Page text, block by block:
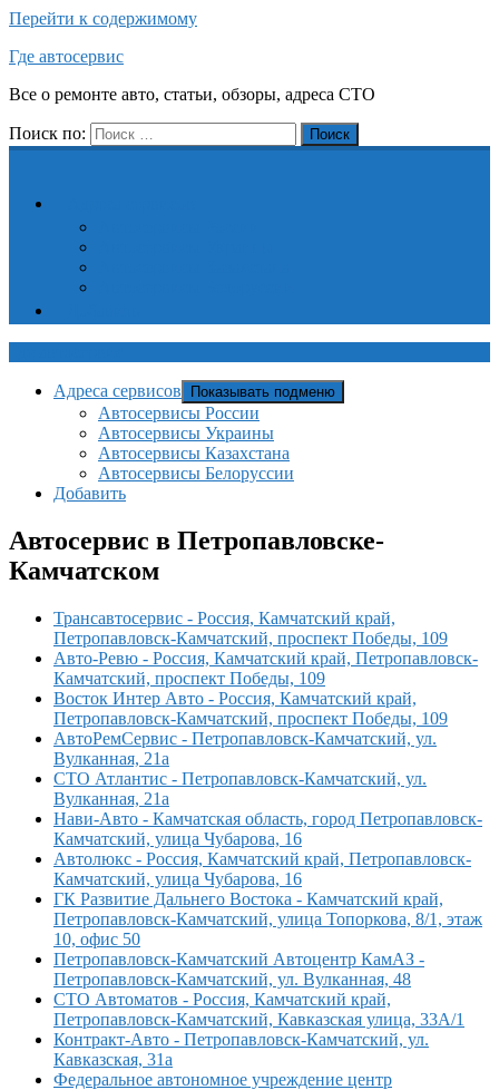
Перейти к содержимому
Где автосервис
Все о ремонте авто, статьи, обзоры, адреса СТО
Поиск по: Поиск
Адреса сервисов Показывать подменю
Автосервисы России
Автосервисы Украины
Автосервисы Казахстана
Автосервисы Белоруссии
Добавить
Автосервис в Петропавловске-
Камчатском
Трансавтосервис - Россия, Камчатский край,
Петропавловск-Камчатский, проспект Победы, 109
Авто-Ревю - Россия, Камчатский край, Петропавловск-
Камчатский, проспект Победы, 109
Восток Интер Авто - Россия, Камчатский край,
Петропавловск-Камчатский, проспект Победы, 109
АвтоРемСервис - Петропавловск-Камчатский, ул.
Вулканная, 21а
СТО Атлантис - Петропавловск-Камчатский, ул.
Вулканная, 21а
Нави-Авто - Камчатская область, город Петропавловск-
Камчатский, улица Чубарова, 16
Автолюкс - Россия, Камчатский край, Петропавловск-
Камчатский, улица Чубарова, 16
ГК Развитие Дальнего Востока - Камчатский край,
Петропавловск-Камчатский, улица Топоркова, 8/1, этаж
10, офис 50
Петропавловск-Камчатский Автоцентр КамАЗ -
Петропавловск-Камчатский, ул. Вулканная, 48
СТО Автоматов - Россия, Камчатский край,
Петропавловск-Камчатский, Кавказская улица, 33А/1
Контракт-Авто - Петропавловск-Камчатский, ул.
Кавказская, 31а
Федеральное автономное учреждение центр